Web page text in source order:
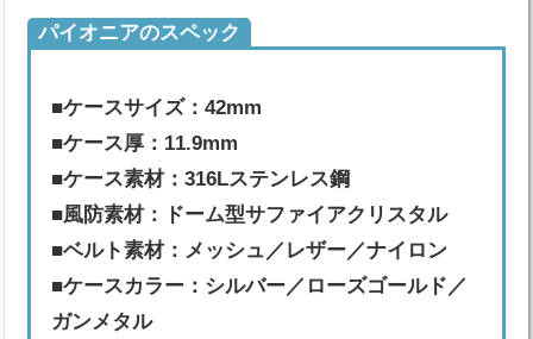
パイオニアのスペック
■ケースサイズ：42mm
■ケース厚：11.9mm
■ケース素材：316Lステンレス鋼
■風防素材：ドーム型サファイアクリスタル
■ベルト素材：メッシュ／レザー／ナイロン
■ケースカラー：シルバー／ローズゴールド／
ガンメタル